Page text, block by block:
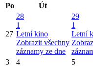
Po
Út
27
28
1
Letní kino
Zobrazit všechny
záznamy ze dne
29
1
Letní
3 4 5